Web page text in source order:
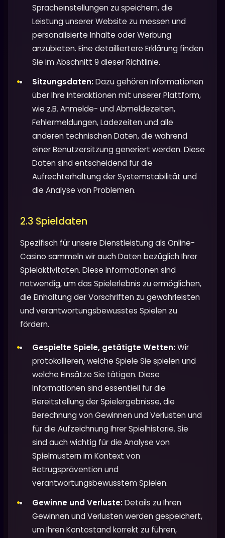
Spracheinstellungen zu speichern, die
Leistung unserer Website zu messen und
personalisierte Inhalte oder Werbung
anzubieten. Eine detailliertere Erklärung finden
Sie im Abschnitt 9 dieser Richtlinie.
Sitzungsdaten:Dazu gehören Informationen
über Ihre Interaktionen mit unserer Plattform,
wie z.B. Anmelde- und Abmeldezeiten,
Fehlermeldungen, Ladezeiten und alle
anderen technischen Daten, die während
einer Benutzersitzung generiert werden. Diese
Daten sind entscheidend für die
Aufrechterhaltung der Systemstabilität und
die Analyse von Problemen.
2.3 Spieldaten
Spezifisch für unsere Dienstleistung als Online-
Casino sammeln wir auch Daten bezüglich Ihrer
Spielaktivitäten. Diese Informationen sind
notwendig, um das Spielerlebnis zu ermöglichen,
die Einhaltung der Vorschriften zu gewährleisten
und verantwortungsbewusstes Spielen zu
fördern.
Gespielte Spiele, getätigte Wetten:Wir
protokollieren, welche Spiele Sie spielen und
welche Einsätze Sie tätigen. Diese
Informationen sind essentiell für die
Bereitstellung der Spielergebnisse, die
Berechnung von Gewinnen und Verlusten und
für die Aufzeichnung Ihrer Spielhistorie. Sie
sind auch wichtig für die Analyse von
Spielmustern im Kontext von
Betrugsprävention und
verantwortungsbewusstem Spielen.
Gewinne und Verluste:Details zu Ihren
Gewinnen und Verlusten werden gespeichert,
um Ihren Kontostand korrekt zu führen,